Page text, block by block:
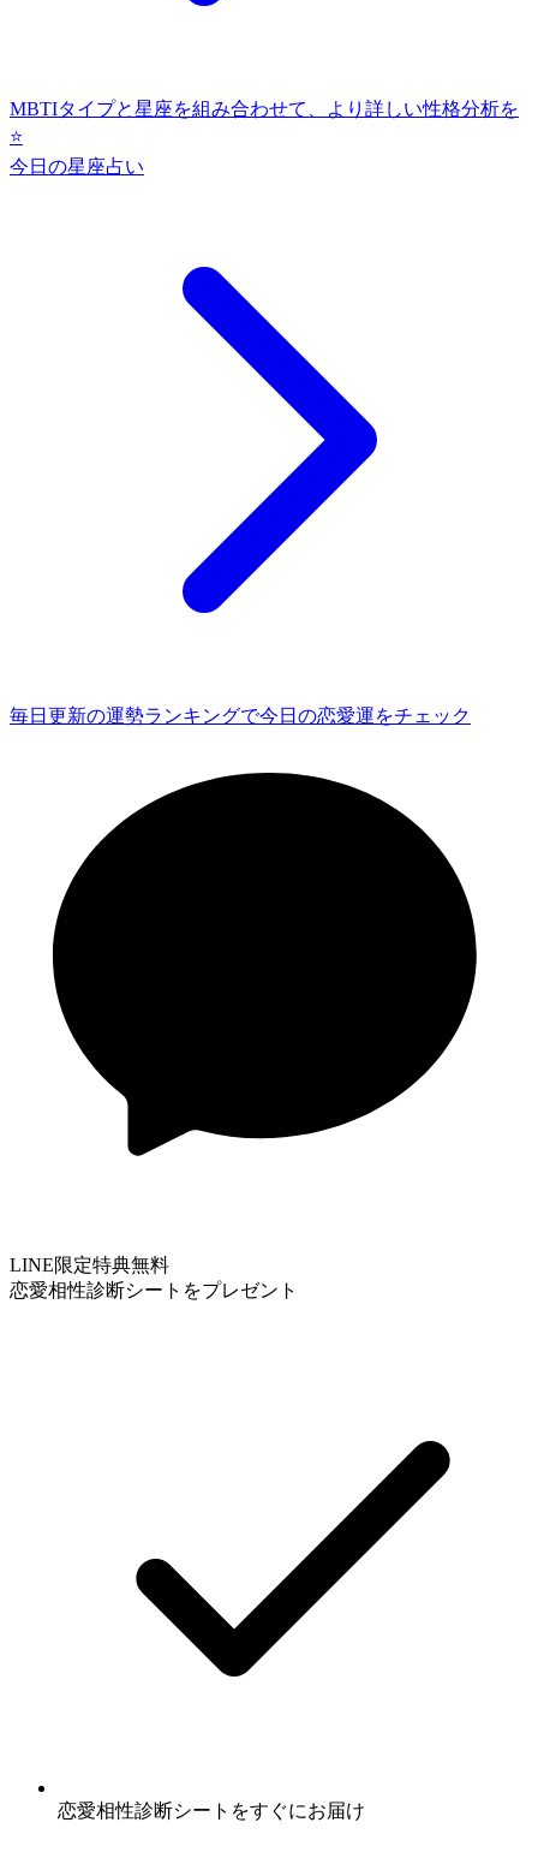
MBTIタイプと星座を組み合わせて、より詳しい性格分析を
⭐
今日の星座占い
毎日更新の運勢ランキングで今日の恋愛運をチェック
LINE限定特典無料
恋愛相性診断シートをプレゼント
恋愛相性診断シート をすぐにお届け